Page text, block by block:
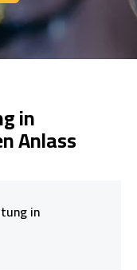
in
Anlass
in